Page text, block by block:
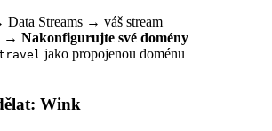
Streams → váš stream
→ Nakonfigurujte své domény
jako propojenou doménu
Wink